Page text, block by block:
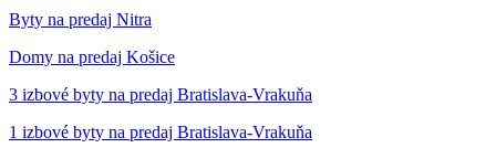
Byty na predaj Nitra
Domy na predaj Košice
3 izbové byty na predaj Bratislava-Vrakuňa
1 izbové byty na predaj Bratislava-Vrakuňa